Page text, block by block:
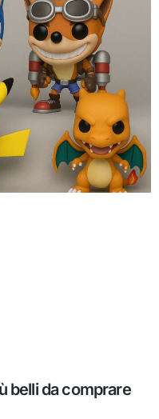
belli da comprare